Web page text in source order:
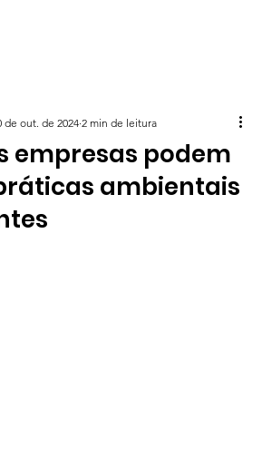
empresas podem
ambientais
de out. de 2024 2 min de leitura